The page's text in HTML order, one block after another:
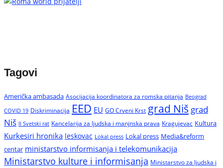
Tagovi
Američka ambasada Asocijacija koordinatora za romska pitanja Beograd
COVID 19 Diskriminacija EED EU GO Crveni Krst grad Niš grad
Niš II Svetski rat Kancelarija za ljudska i manjnska prava Kragujevac Kultura
Kurkesiri hronika leskovac Lokal press Lokal press Media&reform
centar ministarstvo informisanja i telekomunikacija
Ministarstvo kulture i informisanja Ministarstvo za ljudska i